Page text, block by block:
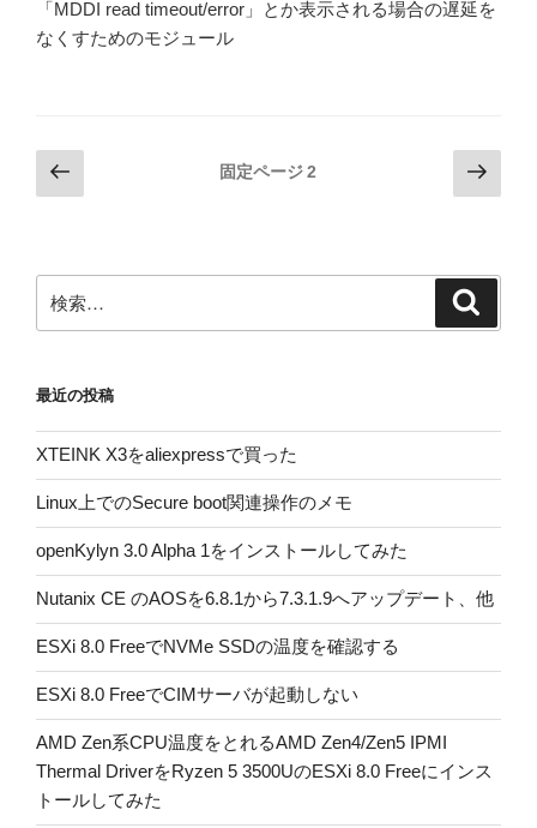
「MDDI read timeout/error」とか表示される場合の遅延を
なくすためのモジュール
投
稿
ー
ジ
り
前
の
ジ
固定ページ2
次
の
ジ
索:
最近の投稿
XTEINK X3をaliexpressで買った
Linux上でのSecure boot関連操作のメモ
openKylyn 3.0 Alpha 1をインストールしてみた
Nutanix CE のAOSを6.8.1から7.3.1.9へアップデート、他
ESXi 8.0 FreeでNVMe SSDの温度を確認する
ESXi 8.0 FreeでCIMサーバが起動しない
AMD Zen系CPU温度をとれるAMD Zen4/Zen5 IPMI
Thermal DriverをRyzen 5 3500UのESXi 8.0 Freeにインス
トールしてみた